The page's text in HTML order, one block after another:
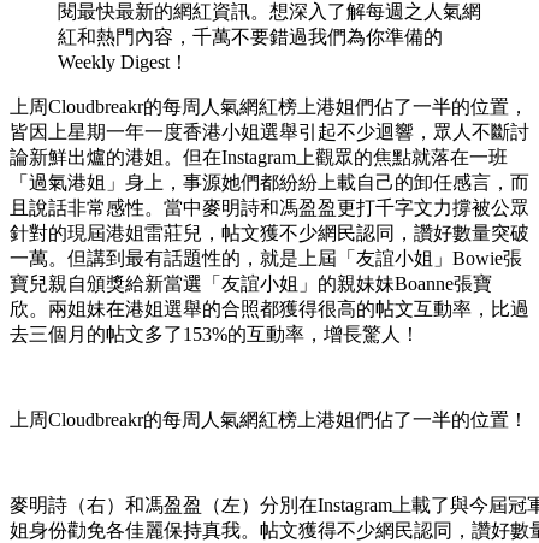
閱最快最新的網紅資訊。想深入了解每週之人氣網
紅和熱門內容，千萬不要錯過我們為你準備的
Weekly Digest！
上周Cloudbreakr的每周人氣網紅榜上港姐們佔了一半的位置，
皆因上星期一年一度香港小姐選舉引起不少迴響，眾人不斷討
論新鮮出爐的港姐。但在Instagram上觀眾的焦點就落在一班
「過氣港姐」身上，事源她們都紛紛上載自己的卸任感言，而
且說話非常感性。當中麥明詩和馮盈盈更打千字文力撐被公眾
針對的現屆港姐雷莊兒，帖文獲不少網民認同，讚好數量突破
一萬。但講到最有話題性的，就是上屆「友誼小姐」Bowie張
寶兒親自頒獎給新當選「友誼小姐」的親妹妹Boanne張寶
欣。兩姐妹在港姐選舉的合照都獲得很高的帖文互動率，比過
去三個月的帖文多了153%的互動率，增長驚人！
上周Cloudbreakr的每周人氣網紅榜上港姐們佔了一半的位置！
麥明詩（右）和馮盈盈（左）分別在Instagram上載了與今屆
姐身份勸免各佳麗保持真我。帖文獲得不少網民認同，讚好數